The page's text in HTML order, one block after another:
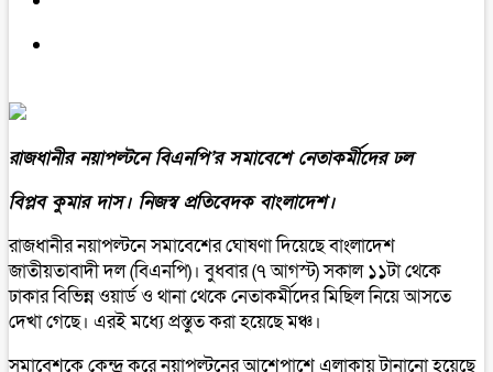
রাজধানীর নয়াপল্টনে বিএনপি’র সমাবেশে নেতাকর্মীদের ঢল
বিপ্লব কুমার দাস। নিজস্ব প্রতিবেদক বাংলাদেশ।
রাজধানীর নয়াপল্টনে সমাবেশের ঘোষণা দিয়েছে বাংলাদেশ
জাতীয়তাবাদী দল (বিএনপি)। বুধবার (৭ আগস্ট) সকাল ১১টা থেকে
ঢাকার বিভিন্ন ওয়ার্ড ও থানা থেকে নেতাকর্মীদের মিছিল নিয়ে আসতে
দেখা গেছে। এরই মধ্যে প্রস্তুত করা হয়েছে মঞ্চ।
সমাবেশকে কেন্দ্র করে নয়াপল্টনের আশেপাশে এলাকায় টানানো হয়েছে